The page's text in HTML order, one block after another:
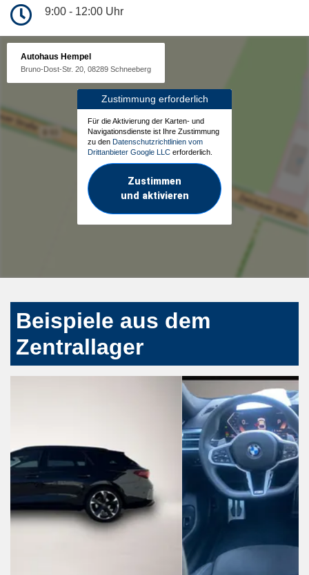
9:00 - 12:00 Uhr
Autohaus Hempel
Bruno-Dost-Str. 20, 08289 Schneeberg
Zustimmung erforderlich
Für die Aktivierung der Karten- und
Navigationsdienste ist Ihre Zustimmung
zu den Datenschutzrichtlinien vom
Drittanbieter Google LLC erforderlich.
Zustimmen
und aktivieren
Beispiele aus dem
Zentrallager